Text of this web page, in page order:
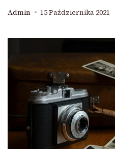
Admin 15 Października 2021